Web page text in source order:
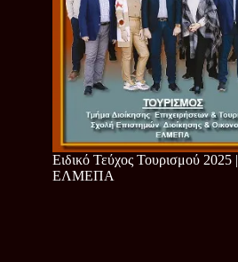
Ειδικό Τεύχος Τουρισμού 2025 |
ΕΛΜΕΠΑ